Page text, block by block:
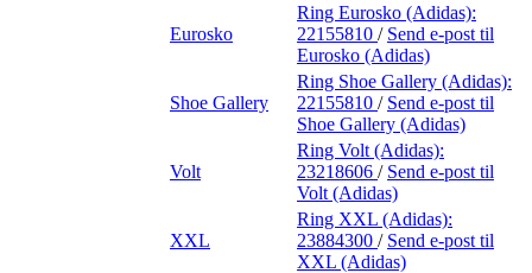
Eurosko
Ring Eurosko (Adidas):
22155810 / Send e-post til
Eurosko (Adidas)
Shoe Gallery
Ring Shoe Gallery (Adidas):
22155810 / Send e-post til
Shoe Gallery (Adidas)
Volt
Ring Volt (Adidas):
23218606 / Send e-post til
Volt (Adidas)
XXL
Ring XXL (Adidas):
23884300 / Send e-post til
XXL (Adidas)